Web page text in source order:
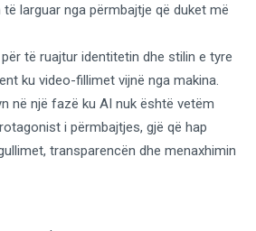
larguar nga përmbajtje që duket më
të ruajtur identitetin dhe stilin e tyre
ku video-fillimet vijnë nga makina.
në një fazë ku AI nuk është vetëm
i përmbajtjes, gjë që hap
transparencën dhe menaxhimin